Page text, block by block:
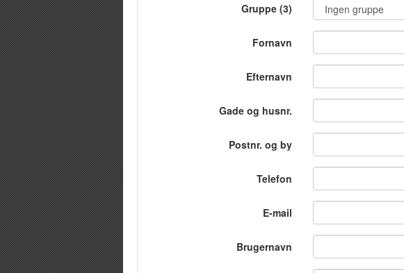
Gruppe (3)
Fornavn
Efternavn
Gade og husnr.
Postnr. og by
Telefon
E-mail
Brugernavn